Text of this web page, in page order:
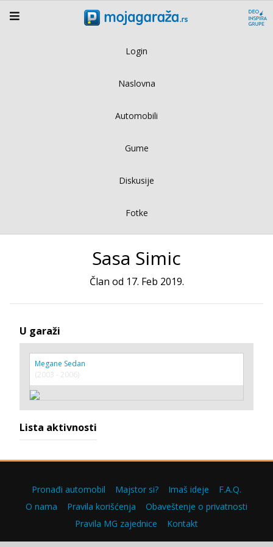
Login
Naslovna
Automobili
Gume
Diskusije
Fotke
Sasa Simic
Član od 17. Feb 2019.
U garaži
Megane Sedan
(2003 - 2006)
Lista aktivnosti
Pronađi automobil Majstor si? Imaš ideje
F.A.Q.
O nama
Pravila korišćenja
Obaveštenje o privatnosti
Pravila MG zajednice
Kontakt